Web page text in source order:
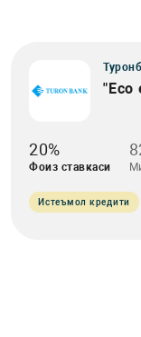
"Eco
20%
Фоиз ставкаси
Истеъмол кредити